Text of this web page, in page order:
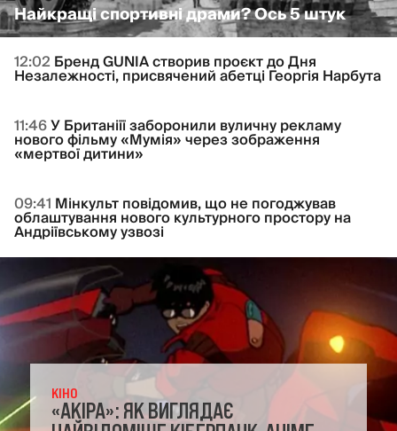
«АКІРА»: ЯК ВИГЛЯДАЄ
КІНО
12:02Бренд GUNIA створив проєкт до Дня
Незалежності, присвячений абетці Георгія Нарбута
11:46У Британіїї заборонили вуличну рекламу
нового фільму «Мумія» через зображення
«мертвої дитини»
09:41 Мінкульт повідомив, що не погоджував
облаштування нового культурного простору на
Андріївському узвозі
Найкращі спортивні драми? Ось 5 штук